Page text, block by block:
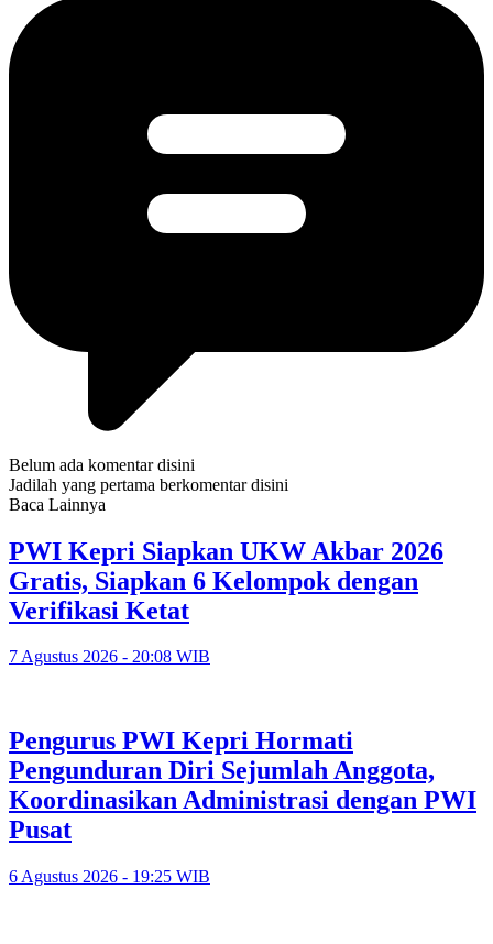
Belum ada komentar disini
Jadilah yang pertama berkomentar disini
Baca Lainnya
PWI Kepri Siapkan UKW Akbar 2026
Gratis, Siapkan 6 Kelompok dengan
Verifikasi Ketat
7 Agustus 2026 - 20:08 WIB
Pengurus PWI Kepri Hormati
Pengunduran Diri Sejumlah Anggota,
Koordinasikan Administrasi dengan PWI
Pusat
6 Agustus 2026 - 19:25 WIB